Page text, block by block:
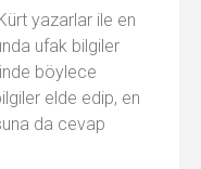
yazarlar ile en
ufak bilgiler
böylece
elde edip, en
da cevap